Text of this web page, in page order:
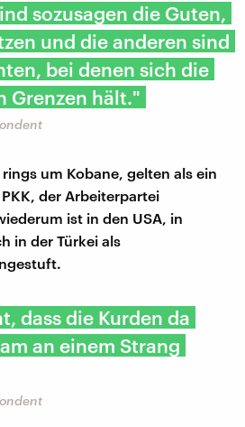
sozusagen die Guten,
und die anderen sind
bei denen sich die
Grenzen hält."
um Kobane, gelten als ein
der Arbeiterpartei
ist in den USA, in
in der Türkei als
dass die Kurden da
an einem Strang